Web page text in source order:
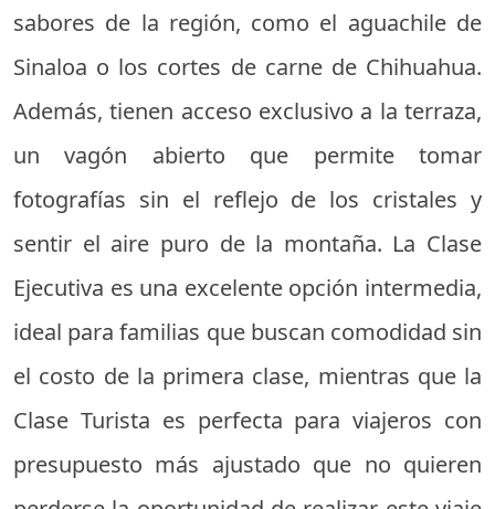
sabores de la región, como el aguachile de
Sinaloa o los cortes de carne de Chihuahua.
Además, tienen acceso exclusivo a la terraza,
un vagón abierto que permite tomar
fotografías sin el reflejo de los cristales y
sentir el aire puro de la montaña. La Clase
Ejecutiva es una excelente opción intermedia,
ideal para familias que buscan comodidad sin
el costo de la primera clase, mientras que la
Clase Turista es perfecta para viajeros con
presupuesto más ajustado que no quieren